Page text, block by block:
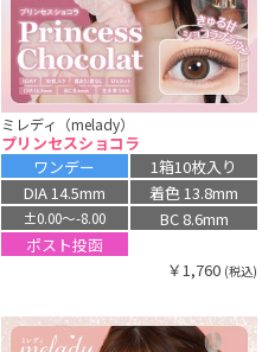
ミレディ（melady）
プリンセスショコラ
ワンデー
1箱10枚入り
DIA 14.5mm
着色 13.8mm
±0.00〜-8.00
BC 8.6mm
ポスト投函
￥1,760 (税込)